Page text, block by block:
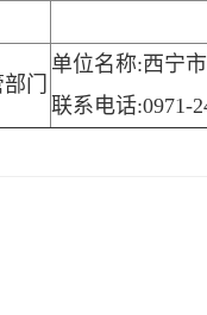
门
单位名称:西宁
联系电话:0971-